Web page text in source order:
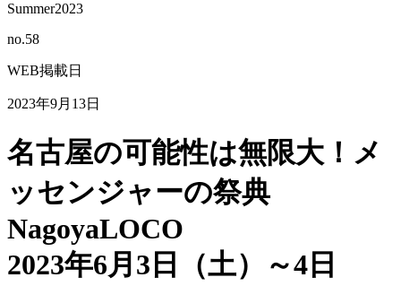
Summer2023
no.58
WEB掲載日
2023年9月13日
名古屋の可能性は無限大！メ
ッセンジャーの祭典
NagoyaLOCO
2023年6月3日（土）～4日